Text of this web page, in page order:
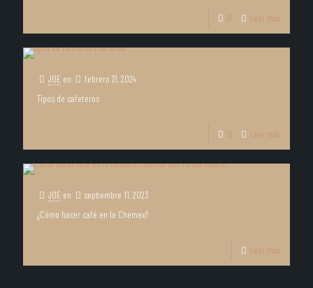
0 Leer más
JOE en febrero 21, 2024
Tipos de cafeteros
0 Leer más
JOE en septiembre 11, 2023
¿Cómo hacer café en la Chemex?
Leer más